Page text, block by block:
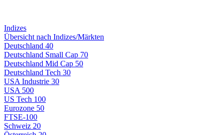
Indizes
Übersicht nach Indizes/Märkten
Deutschland 40
Deutschland Small Cap 70
Deutschland Mid Cap 50
Deutschland Tech 30
USA Industrie 30
USA 500
US Tech 100
Eurozone 50
FTSE-100
Schweiz 20